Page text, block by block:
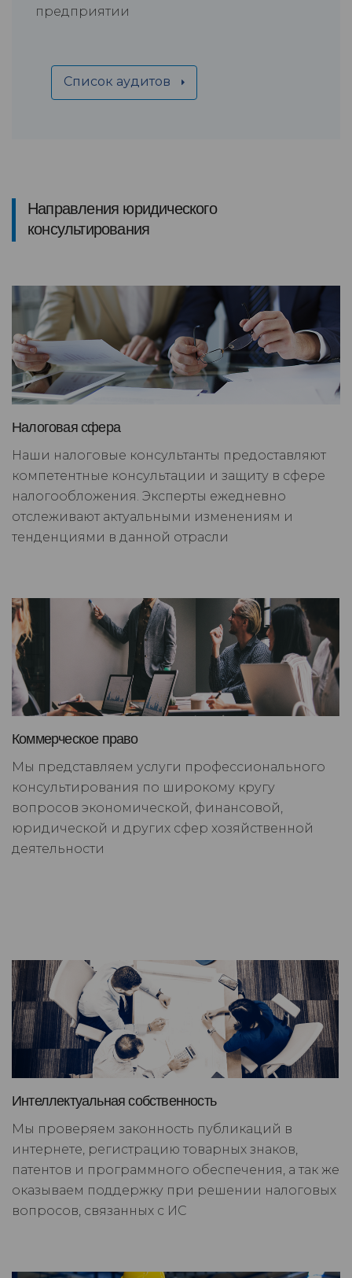
предприятии
Список аудитов
Направления юридического
консультирования
Налоговая сфера
Наши налоговые консультанты предоставляют
компетентные консультации и защиту в сфере
налогообложения. Эксперты ежедневно
отслеживают актуальными изменениям и
тенденциями в данной отрасли
Коммерческое право
Мы представляем услуги профессионального
консультирования по широкому кругу
вопросов экономической, финансовой,
юридической и других сфер хозяйственной
деятельности
Интеллектуальная собственность
Мы проверяем законность публикаций в
интернете, регистрацию товарных знаков,
патентов и программного обеспечения, а так же
оказываем поддержку при решении налоговых
вопросов, связанных с ИС